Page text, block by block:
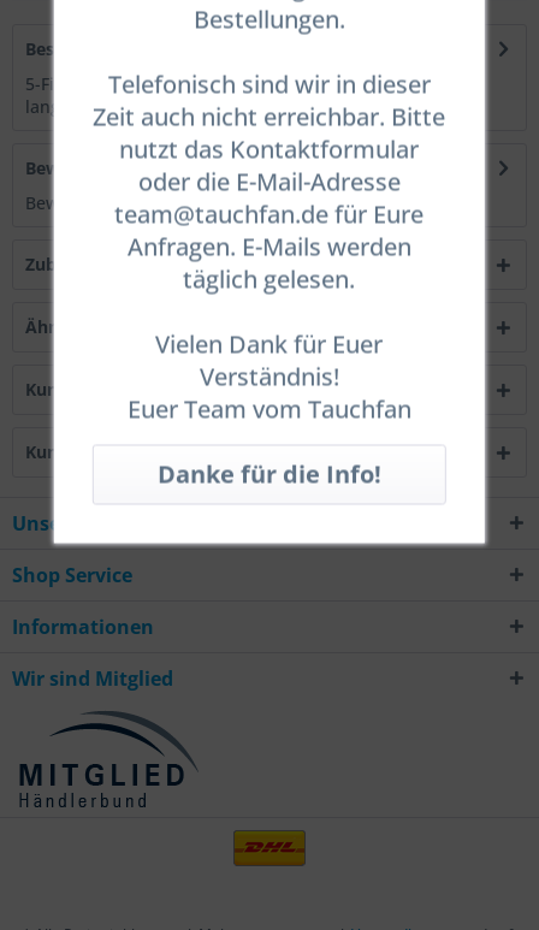
Beschreibung
5-Finger Trockenhandschuhe offen für Ringsystem
langlebige und flexibel robuste Oberfläche...
mehr
Bewertungen
0
Bewertungen lesen, schreiben und diskutieren...
Zubehör
Ähnliche Artikel
Kunden kauften auch
Kunden haben sich ebenfalls angesehen
Bestellungen.
Telefonisch sind wir in dieser
Zeit auch nicht erreichbar. Bitte
nutzt das Kontaktformular
oder die E-Mail-Adresse
team@tauchfan.de für Eure
Anfragen. E-Mails werden
täglich gelesen.
Vielen Dank für Euer
Verständnis!
Euer Team vom Tauchfan
Unsere Hotline
Shop Service
Informationen
Wir sind Mitglied